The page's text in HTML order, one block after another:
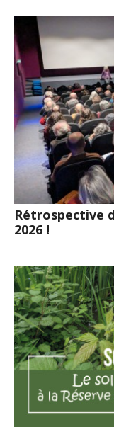
Rétrospective
2026 !